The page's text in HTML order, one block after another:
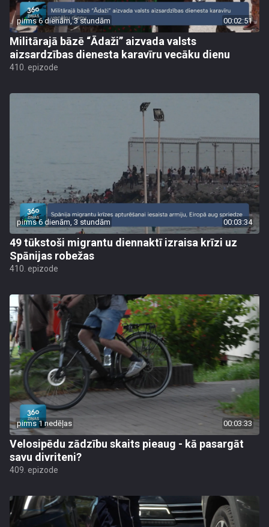
pirms 6 dienām, 3 stundām 00:02:51
Militārajā bāzē “Ādaži” aizvada valsts
aizsardzības dienesta karavīru vecāku dienu
410. epizode
pirms 6 dienām, 3 stundām 00:03:34
49 tūkstoši migrantu diennaktī izraisa krīzi uz
Spānijas robežas
410. epizode
pirms 1 nedēļas 00:03:33
Velosipēdu zādzību skaits pieaug - kā pasargāt
savu divriteni?
409. epizode